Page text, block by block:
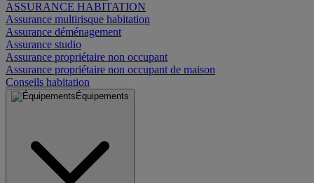
ASSURANCE HABITATION
Assurance multirisque habitation
Assurance déménagement
Assurance studio
Assurance propriétaire non occupant
Assurance propriétaire non occupant de maison
Conseils habitation
Équipements